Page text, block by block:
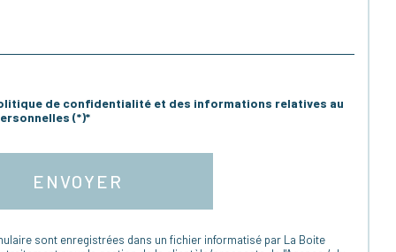
de confidentialité et des informations relatives au
(*)*
ENVOYER
sont enregistrées dans un fichier informatisé par La Boite